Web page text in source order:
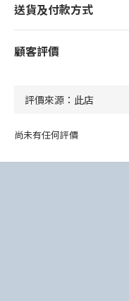
送貨及付款方式
顧客評價
尚未有任何評價